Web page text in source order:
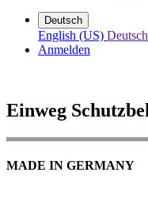
Deutsch
English (US) Deutsch
Anmelden
Einweg
MADE IN GERMANY